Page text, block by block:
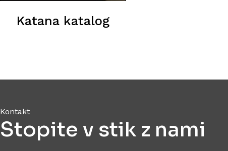
Katana katalog
Kontakt
Stopite v stik z nami